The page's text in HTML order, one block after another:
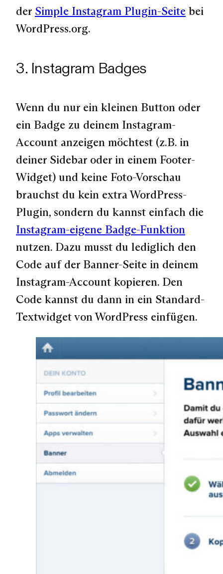
der Simple Instagram Plugin-Seite bei
WordPress.org.
3. Instagram Badges
Wenn du nur ein kleinen Button oder
ein Badge zu deinem Instagram-
Account anzeigen möchtest (z.B. in
deiner Sidebar oder in einem Footer-
Widget) und keine Foto-Vorschau
brauchst du kein extra WordPress-
Plugin, sondern du kannst einfach die
Instagram-eigene Badge-Funktion
nutzen. Dazu musst du lediglich den
Code auf der Banner-Seite in deinem
Instagram-Account kopieren. Den
Code kannst du dann in ein Standard-
Textwidget von WordPress einfügen.